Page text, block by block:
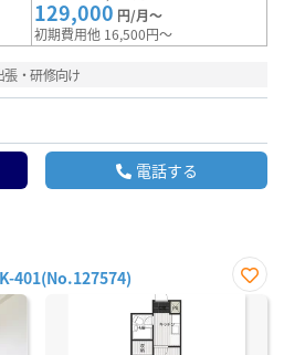
129,000 円/月～
初期費用他 16,500円～
張・研修向け
電話する
401(No.127574)
お気